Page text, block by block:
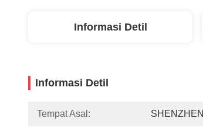
Informasi Detil
Informasi Detil
Tempat Asal: SHENZHEN